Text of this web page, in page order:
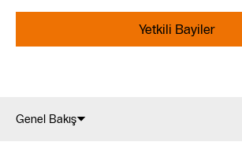
Yetkili Bayiler
Genel Bakış